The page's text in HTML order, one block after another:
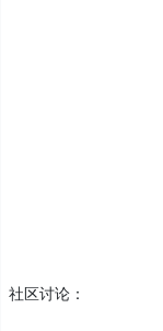
社区讨论：